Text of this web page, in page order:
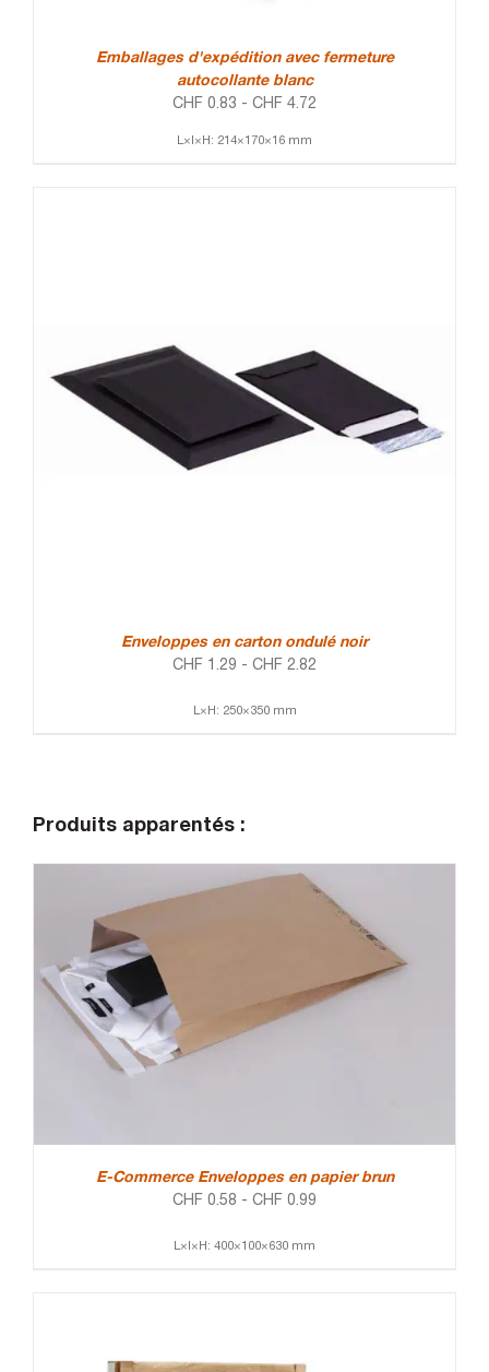
Emballages d'expédition avec fermeture
autocollante blanc
CHF 0.83 - CHF 4.72
L×l×H: 214×170×16 mm
Enveloppes en carton ondulé noir
CHF 1.29 - CHF 2.82
L×H: 250×350 mm
Produits apparentés :
E-Commerce Enveloppes en papier brun
CHF 0.58 - CHF 0.99
L×l×H: 400×100×630 mm